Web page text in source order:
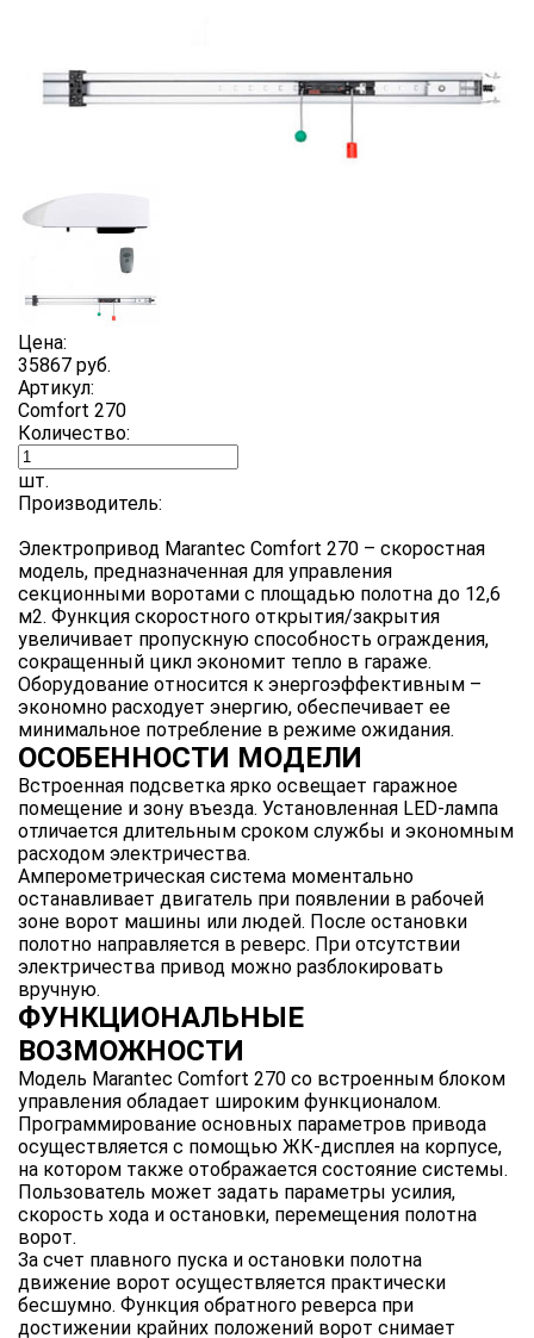
Цена:
35867 руб.
Артикул:
Comfort 270
Количество:
шт.
Производитель:
Электропривод Marantec Comfort 270 – скоростная
модель, предназначенная для управления
секционными воротами с площадью полотна до 12,6
м2. Функция скоростного открытия/закрытия
увеличивает пропускную способность ограждения,
сокращенный цикл экономит тепло в гараже.
Оборудование относится к энергоэффективным –
экономно расходует энергию, обеспечивает ее
минимальное потребление в режиме ожидания.
ОСОБЕННОСТИ МОДЕЛИ
Встроенная подсветка ярко освещает гаражное
помещение и зону въезда. Установленная LED-лампа
отличается длительным сроком службы и экономным
расходом электричества.
Амперометрическая система моментально
останавливает двигатель при появлении в рабочей
зоне ворот машины или людей. После остановки
полотно направляется в реверс. При отсутствии
электричества привод можно разблокировать
вручную.
ФУНКЦИОНАЛЬНЫЕ
ВОЗМОЖНОСТИ
Модель Marantec Comfort 270 со встроенным блоком
управления обладает широким функционалом.
Программирование основных параметров привода
осуществляется с помощью ЖК-дисплея на корпусе,
на котором также отображается состояние системы.
Пользователь может задать параметры усилия,
скорость хода и остановки, перемещения полотна
ворот.
За счет плавного пуска и остановки полотна
движение ворот осуществляется практически
бесшумно. Функция обратного реверса при
достижении крайних положений ворот снимает